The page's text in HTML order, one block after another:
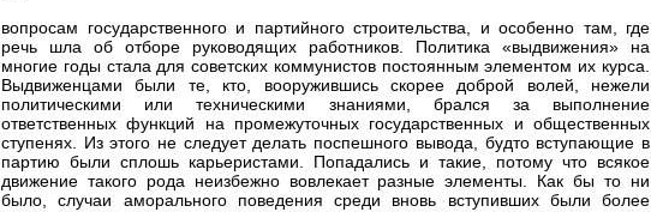
вопросам государственного и партийного строительства, и особенно там, где
речь шла об отборе руководящих работников. Политика «выдвижения» на
многие годы стала для советских коммунистов постоянным элементом их курса.
Выдвиженцами были те, кто, вооружившись скорее доброй волей, нежели
политическими или техническими знаниями, брался за выполнение
ответственных функций на промежуточных государственных и общественных
ступенях. Из этого не следует делать поспешного вывода, будто вступающие в
партию были сплошь карьеристами. Попадались и такие, потому что всякое
движение такого рода неизбежно вовлекает разные элементы. Как бы то ни
было, случаи аморального поведения среди вновь вступивших были более